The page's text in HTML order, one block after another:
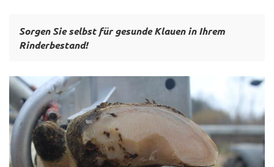
Sorgen Sie selbst für gesunde Klauenin Ihrem
Rinderbestand!